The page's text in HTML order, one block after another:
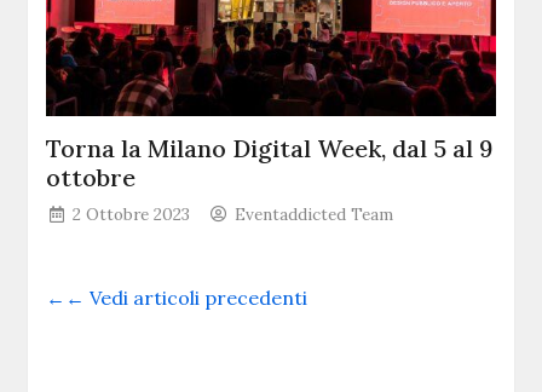
Torna la Milano Digital Week, dal 5 al 9
ottobre
2 Ottobre 2023 Eventaddicted Team
←← Vedi articoli precedenti